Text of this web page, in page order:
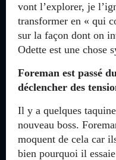
vont l’explorer, je
transformer en « qui
sur la façon dont on
Odette est une chose
Foreman est passé
déclencher des
Il y a quelques
nouveau boss.
moquent de cela car
bien pourquoi il